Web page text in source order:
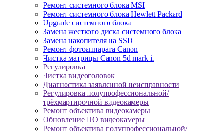
Ремонт системного блока MSI
Ремонт системного блока Hewlett Packard
Upgrade системного блока
Замена жесткого диска системного блока
Замена накопителя на SSD
Ремонт фотоаппарата Canon
Чистка матрицы Canon 5d mark ii
Регулировка
Чистка видеоголовок
Диагностика заявленной неисправности
Регулировка полупрофессиональной/
трёхмартирочной видеокамеры
Ремонт объектива видеокамеры
Обновление ПО видеокамеры
Ремонт объектива полупрофессиональной/